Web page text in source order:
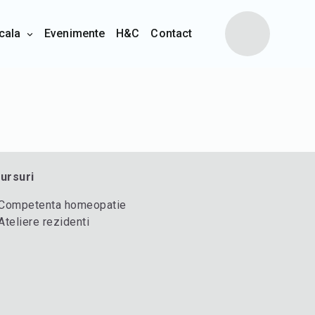
Evenimente H&C Contact
homeopatie
rezidenti